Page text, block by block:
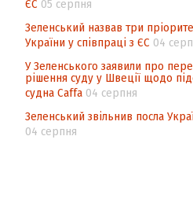
ЄС 05 серпня
Зеленський назвав три
України у співпраці з ЄС 04
У Зеленського заявили про
рішення суду у Швеції щодо
судна Caffa 04 серпня
Зеленський звільнив посла
04 серпня